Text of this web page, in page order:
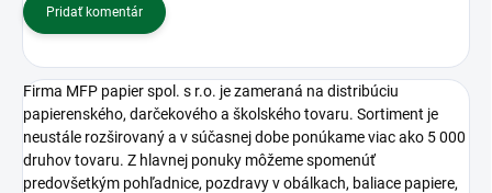
Pridať komentár
Firma MFP papier spol. s r.o. je zameraná na distribúciu
papierenského, darčekového a školského tovaru. Sortiment je
neustále rozširovaný a v súčasnej dobe ponúkame viac ako 5 000
druhov tovaru. Z hlavnej ponuky môžeme spomenúť
predovšetkým pohľadnice, pozdravy v obálkach, baliace papiere,